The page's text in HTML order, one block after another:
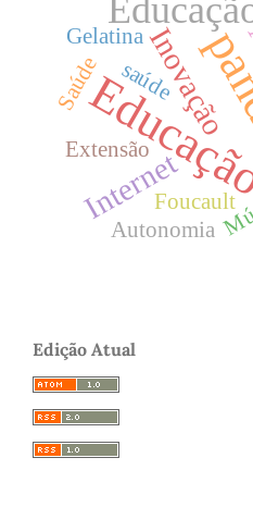
Internet
Inovação
Saúde
Gelatina
Autonomia
Extensão
saúde
Foucault
Edição Atual